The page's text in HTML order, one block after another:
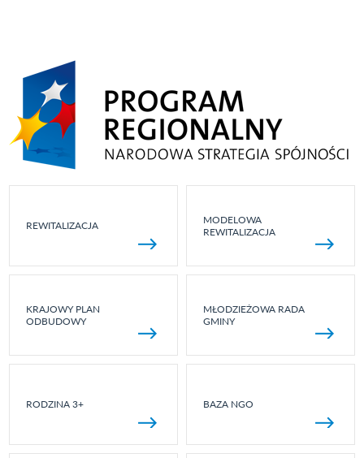
REWITALIZACJA
MODELOWA
REWITALIZACJA
KRAJOWY PLAN
ODBUDOWY
MŁODZIEŻOWA RADA
GMINY
RODZINA 3+ BAZA NGO